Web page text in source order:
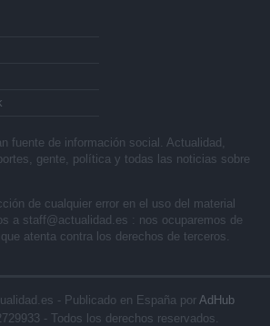
fuente de información social. Actualidad,
gente, política y todas las noticias sobre
de cualquier error en el uso del material
a staff@actualidad.es : nos ocuparemos de
atenta contra los derechos de terceros.
- Publicado en España por AdHub
- Todos los derechos reservados.